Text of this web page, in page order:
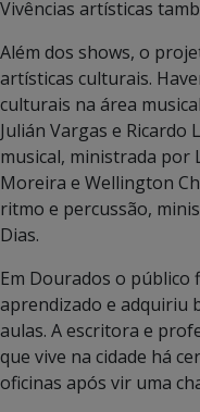
Vivências artísticas
Além dos shows, o
artísticas culturais.
culturais na área
Julián Vargas e Ricardo
musical, ministrada por
Moreira e Wellington
ritmo e percussão,
Dias.
Em Dourados o público
aprendizado e adquiriu
aulas. A escritora e
que vive na cidade há
oficinas após vir uma